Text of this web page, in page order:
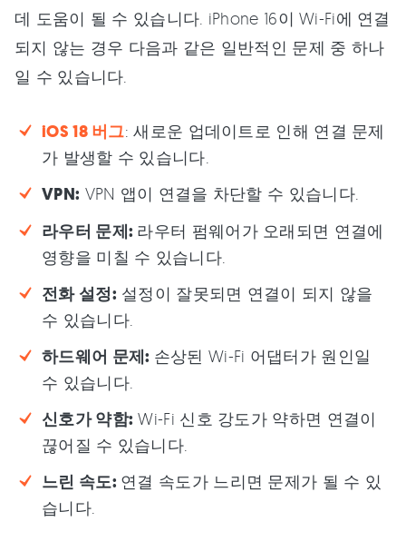
데 도움이 될 수 있습니다. iPhone 16이 Wi-Fi에 연결
되지 않는 경우 다음과 같은 일반적인 문제 중 하나
일 수 있습니다.
iOS 18 버그: 새로운 업데이트로 인해 연결 문제
가 발생할 수 있습니다.
VPN: VPN 앱이 연결을 차단할 수 있습니다.
라우터 문제: 라우터 펌웨어가 오래되면 연결에
영향을 미칠 수 있습니다.
전화 설정: 설정이 잘못되면 연결이 되지 않을
수 있습니다.
하드웨어 문제: 손상된 Wi-Fi 어댑터가 원인일
수 있습니다.
신호가 약함: Wi-Fi 신호 강도가 약하면 연결이
끊어질 수 있습니다.
느린 속도: 연결 속도가 느리면 문제가 될 수 있
습니다.